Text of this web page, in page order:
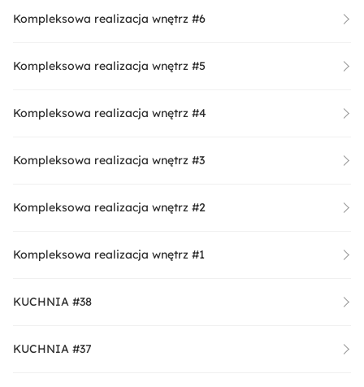
Kompleksowa realizacja wnętrz #6
Kompleksowa realizacja wnętrz #5
Kompleksowa realizacja wnętrz #4
Kompleksowa realizacja wnętrz #3
Kompleksowa realizacja wnętrz #2
Kompleksowa realizacja wnętrz #1
KUCHNIA #38
KUCHNIA #37